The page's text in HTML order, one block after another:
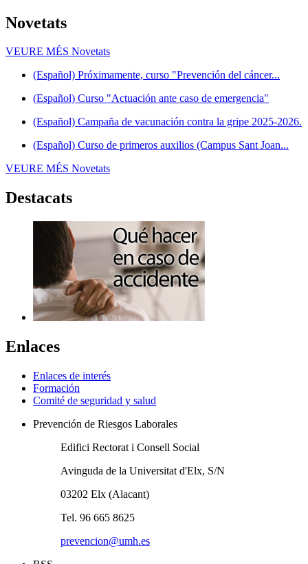
Novetats
VEURE MÉS Novetats
(Español) Próximamente, curso "Prevención del cáncer...
(Español) Curso "Actuación ante caso de emergencia"
(Español) Campaña de vacunación contra la gripe 2025-2026.
(Español) Curso de primeros auxilios (Campus Sant Joan...
VEURE MÉS Novetats
Destacats
Enlaces
Enlaces de interés
Formación
Comité de seguridad y salud
Prevención de Riesgos Laborales
Edifici Rectorat i Consell Social
Avinguda de la Universitat d'Elx, S/N
03202 Elx (Alacant)
Tel. 96 665 8625
prevencion@umh.es